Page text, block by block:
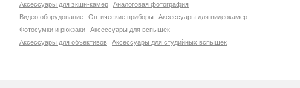
Аксессуары для экшн-камер
Аналоговая фотография
Видео оборудование
Оптические приборы
Аксессуары для видеокамер
Фотосумки и рюкзаки
Аксессуары для вспышек
Аксессуары для объективов
Аксессуары для студийных вспышек